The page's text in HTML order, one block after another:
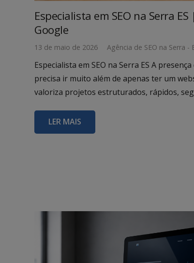
Especialista em SEO na Serra
Google
13 de maio de 2026 Agência de SEO na Serra -
Especialista em SEO na Serra ES A
precisa ir muito além de apenas ter um
valoriza projetos estruturados, rápidos,
LER MAIS